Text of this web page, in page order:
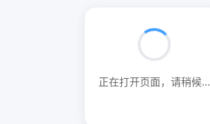
正在打开页面，请稍候...